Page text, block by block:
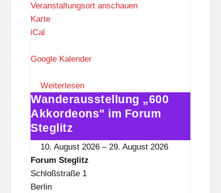
Veranstaltungsort anschauen
KarteF
u
S
t
e
g
l
i
t
z
iCal
Google Kalender
Weiterlesen
Wanderausstellung
„600
Akkordeons"
im
Forum
Steglitz
Wanderausstellung „600
Akkordeons" im Forum
Steglitz
10. August 2026 –29. August 2026
Forum Steglitz
Schloßstraße 1
Berlin